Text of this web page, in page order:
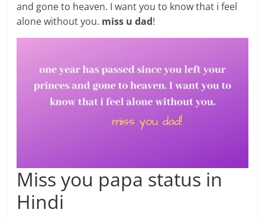
and gone to heaven. I want you to know that i feel
alone without you. miss u dad!
Miss you papa status in
Hindi